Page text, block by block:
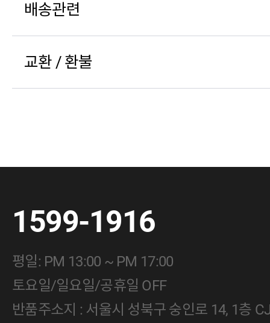
배송관련
교환 / 환불
1599-1916
평일: PM 13:00 ~ PM 17:00
토요일/일요일/공휴일 OFF
반품주소지 : 서울시 성북구 숭인로 14, 1층